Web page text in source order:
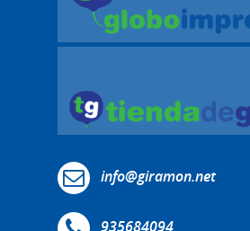
info@giramon.net
935684094